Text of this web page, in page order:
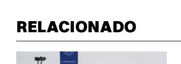
RELACIONADO